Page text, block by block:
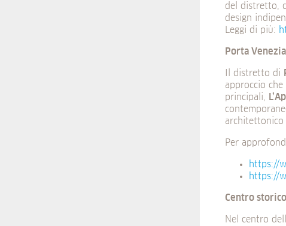
del distretto,
design
Leggi di più:
Porta
Il distretto di
approccio
principali,
architettonico
Per
https://
https://
Centro storico
Nel centro